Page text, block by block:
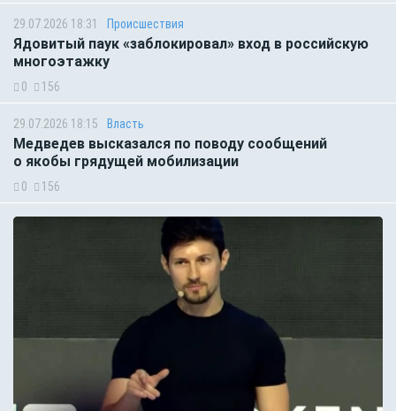
29.07.2026 18:31 Происшествия
Ядовитый паук «заблокировал» вход в российскую
многоэтажку
0 156
29.07.2026 18:15 Власть
Медведев высказался по поводу сообщений
о якобы грядущей мобилизации
0 156